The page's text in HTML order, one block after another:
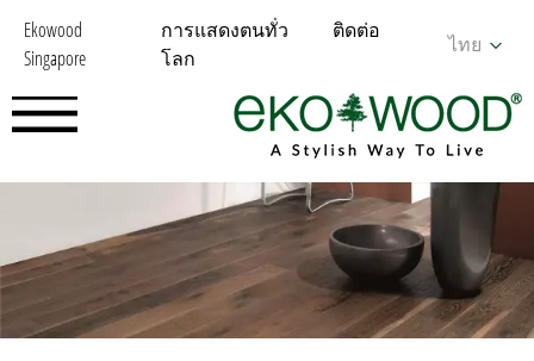
Ekowood
Singapore
การแสดงตนทั่ว
โลก
ติดต่อ
ไทย